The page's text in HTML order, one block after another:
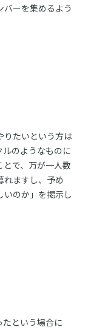
ーを集めるよう
りたいという方は
のようなものに
で、万が一人数
れますし、予め
いのか」を掲示し
という場合に